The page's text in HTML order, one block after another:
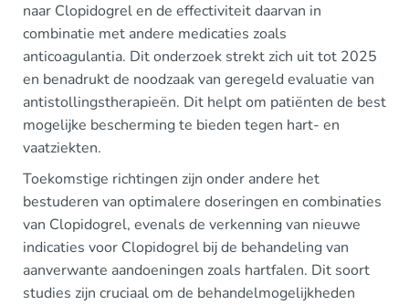
naar Clopidogrel en de effectiviteit daarvan in
combinatie met andere medicaties zoals
anticoagulantia. Dit onderzoek strekt zich uit tot 2025
en benadrukt de noodzaak van geregeld evaluatie van
antistollingstherapieën. Dit helpt om patiënten de best
mogelijke bescherming te bieden tegen hart- en
vaatziekten.
Toekomstige richtingen zijn onder andere het
bestuderen van optimalere doseringen en combinaties
van Clopidogrel, evenals de verkenning van nieuwe
indicaties voor Clopidogrel bij de behandeling van
aanverwante aandoeningen zoals hartfalen. Dit soort
studies zijn cruciaal om de behandelmogelijkheden